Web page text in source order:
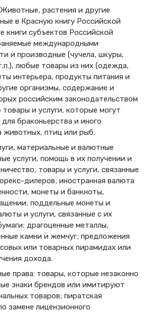
растения и другие
в Красную книгу Российской
книги субъектов Российской
международными
и производные (чучела, шкуры,
любые товары из них (одежда,
интерьера, продукты питания и
организмы, содержание и
российским законодательством
и услуги, которые могут
браконьерства и иного
животных, птиц или рыб.
материальные и валютные
услуги, помощь в их получении и
товары и услуги, связанные
дилеров; иностранная валюта
монеты и банкноты,
поддельные монеты и
и услуги, связанные с их
драгоценные металлы,
камни и жемчуг; предложения
или товарных пирамидах или
дохода.
права: товары, которые незаконно
знаки брендов или имитируют
товаров; пиратская
замене лицензионного